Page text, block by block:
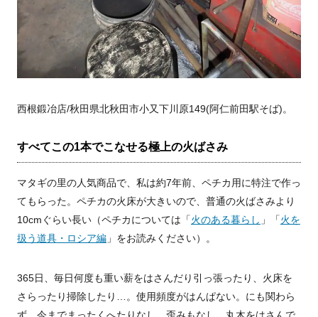
西根鍛冶店/秋田県北秋田市小又下川原149(阿仁前田駅そば)。
すべてこの1本でこなせる極上の火ばさみ
マタギの里の人気商品で、私は約7年前、ペチカ用に特注で作っ
てもらった。ペチカの火床が大きいので、普通の火ばさみより
10cmぐらい長い（ペチカについては「火のある暮らし 」「火を
扱う道具・ロシア編 」をお読みください）。
365日、毎日何度も重い薪をはさんだり引っ張ったり、火床を
さらったり掃除したり…。使用頻度がはんぱない。にも関わら